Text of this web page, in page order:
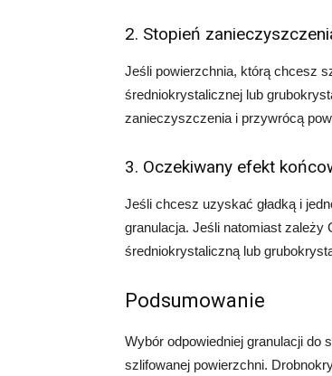
2. Stopień
Jeśli powierzchnia, którą chcesz
średniokrystalicznej lub
zanieczyszczenia i przywrócą
3. Oczekiwany efekt
Jeśli chcesz uzyskać gładką i
granulacja. Jeśli natomiast zależy
średniokrystaliczną lub
Podsumowanie
Wybór odpowiedniej granulacji do
szlifowanej powierzchni.